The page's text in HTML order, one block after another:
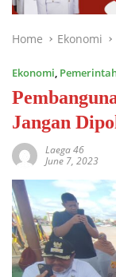
Home Ekonomi
Ekonomi,
Jangan
Laega 46
June 7, 2023